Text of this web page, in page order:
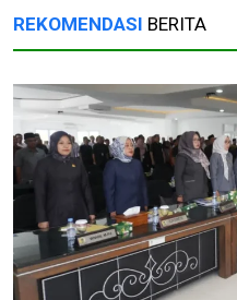
REKOMENDASI BERITA